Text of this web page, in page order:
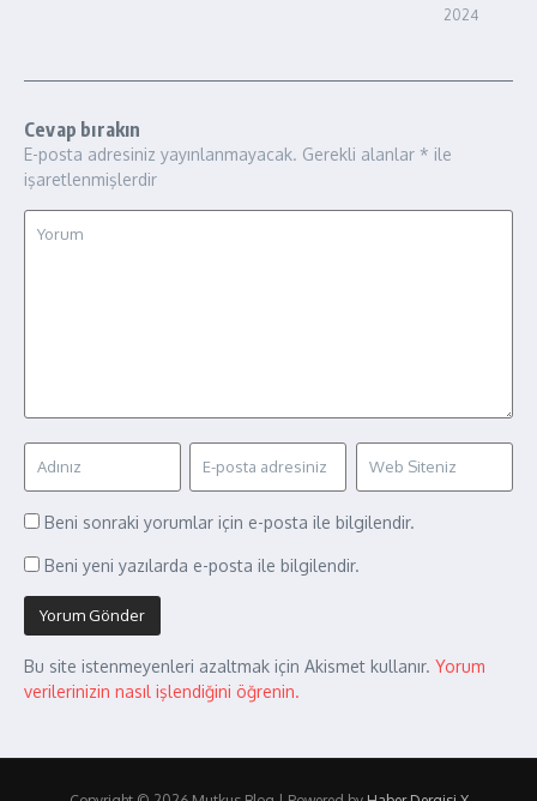
2024
Cevap bırakın
E-posta adresiniz yayınlanmayacak. Gerekli alanlar * ile
işaretlenmişlerdir
Beni sonraki yorumlar için e-posta ile bilgilendir.
Beni yeni yazılarda e-posta ile bilgilendir.
Bu site istenmeyenleri azaltmak için Akismet kullanır. Yorum
verilerinizin nasıl işlendiğini öğrenin.